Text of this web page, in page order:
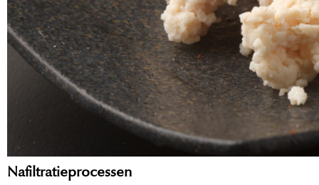
Nafiltratieprocessen